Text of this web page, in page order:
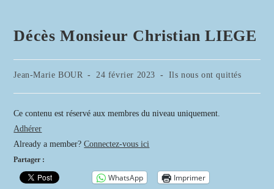
Décès Monsieur Christian LIEGE
Auteur/autrice
publication :
Jean-Marie BOUR
Publication
24 février 2023
Post
Ils nous ont quittés
Ce contenu est réservé aux membres du niveau uniquement.
Adhérer
Already a member?Connectez-vous ici
Partager :
WhatsApp
Imprimer